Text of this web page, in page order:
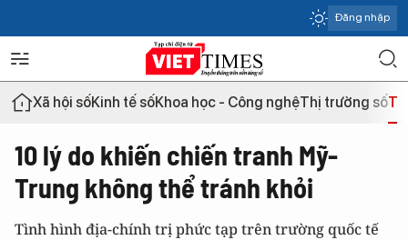
Đăng nhập
Xã hội sốKinh tế sốKhoa học - Công nghệThị trường số
10 lý do khiến chiến tranh Mỹ-
Trung không thể tránh khỏi
Tình hình địa-chính trị phức tạp trên trường quốc tế